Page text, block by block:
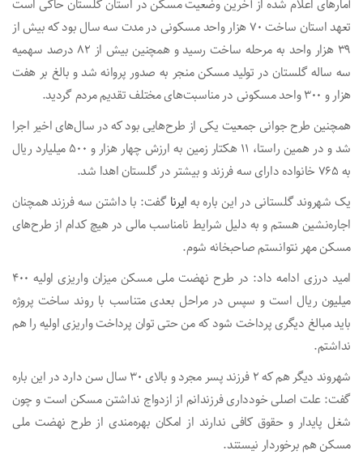
آمارهای اعلام شده از آخرین وضعیت مسکن در استان گلستان حاکی است
تعهد استان ساخت ۷۰ هزار واحد مسکونی در مدت سه سال بود که بیش از
۳۹ هزار واحد به مرحله ساخت رسید و همچنین بیش از ۸۲ درصد سهمیه
سه ساله گلستان در تولید مسکن منجر به صدور پروانه شد و بالغ بر هفت
هزار و ۳۰۰ واحد مسکونی در مناسبت‌های مختلف تقدیم مردم گردید.
همچنین طرح جوانی جمعیت یکی از طرح‌هایی بود که در سال‌های اخیر اجرا
شد و در همین راستا، ۱۱ هکتار زمین به ارزش چهار هزار و ۵۰۰ میلیارد ریال
به ۷۶۵ خانواده دارای سه فرزند و بیشتر در گلستان اهدا شد.
یک شهروند گلستانی در این باره بهایرنا گفت: با داشتن سه فرزند همچنان
اجاره‌نشین هستم و به دلیل شرایط نامناسب مالی در هیچ کدام از طرح‌های
مسکن مهر نتوانستم صاحبخانه شوم.
امید درزی ادامه داد: در طرح نهضت ملی مسکن میزان واریزی اولیه ۴۰۰
میلیون ریال است و سپس در مراحل بعدی متناسب با روند ساخت پروژه
باید مبالغ دیگری پرداخت شود که من حتی توان پرداخت واریزی اولیه را هم
نداشتم.
شهروند دیگر هم که ۲ فرزند پسر مجرد و بالای ۳۰ سال سن دارد در این باره
گفت: علت اصلی خودداری فرزندانم از ازدواج نداشتن مسکن است و چون
شغل پایدار و حقوق کافی ندارند از امکان بهره‌مندی از طرح نهضت ملی
مسکن هم برخوردار نیستند.